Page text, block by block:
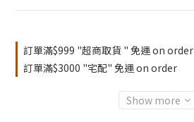
訂單滿$999 "超商取貨 " 免運 on order
訂單滿$3000 "宅配" 免運 on order
Show more